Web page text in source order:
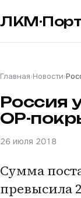
Главная›Новости›
Россия
ОР-
26 июля 2018
Сумма
превысила